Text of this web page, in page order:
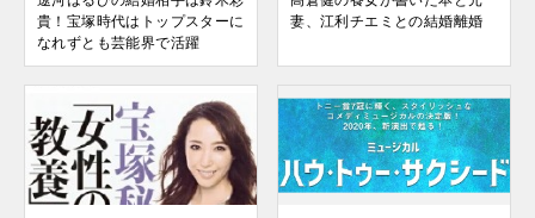
貴！宝塚時代はトップスターに
なれずとも芸能界で活躍
妻、江利チエミとの結婚離婚